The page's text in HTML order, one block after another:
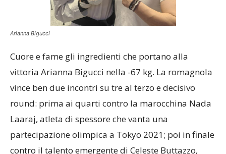
Arianna Bigucci
Cuore e fame gli ingredienti che portano alla
vittoria Arianna Bigucci nella -67 kg. La romagnola
vince ben due incontri su tre al terzo e decisivo
round: prima ai quarti contro la marocchina Nada
Laaraj, atleta di spessore che vanta una
partecipazione olimpica a Tokyo 2021; poi in finale
contro il talento emergente di Celeste Buttazzo,